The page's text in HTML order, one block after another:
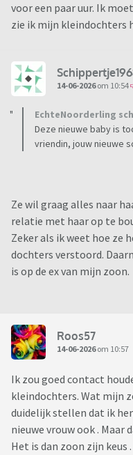
voor een paar uur. Ik
zie ik mijn kleindochters
14-06-2026om 10:54
EchteNoorderling
Deze nieuwe baby is
vriendin, jouw nieuwe
Ze wil graag alles naar
relatie met haar op te
Zeker als ik weet hoe ze
dochters verstoord.
is op de ex van mijn zoon.
Roos57
14-06-2026om 10:57
Ik zou goed contact
kleindochters. Wat mijn
duidelijk stellen dat ik
nieuwe vrouw ook . Maar
Het is dan zoon zijn keus .